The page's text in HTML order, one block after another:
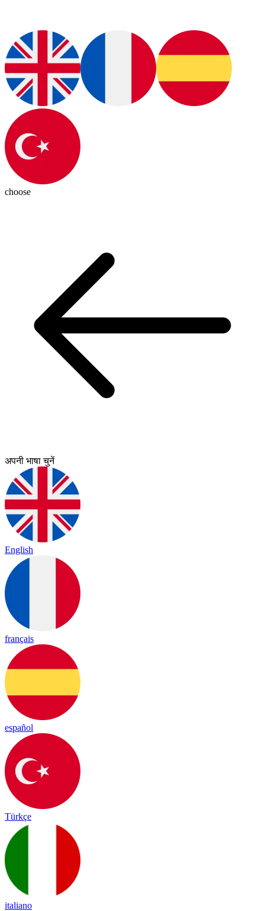
choose
अपनी भाषा चुनें
English
français
español
Türkçe
italiano